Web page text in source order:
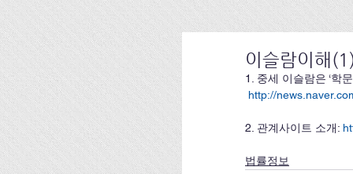
이슬람이해
1. 중세 이슬람은 ‘
http://
2. 관계사이트 소개:
법률정보